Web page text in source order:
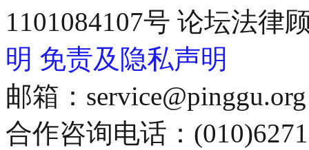
1101084107号 论坛法律
明 免责及隐私声明
邮箱：service@pinggu.org
合作咨询电话：